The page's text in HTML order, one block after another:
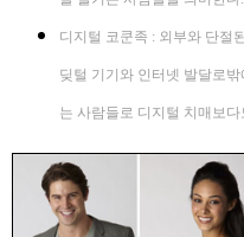
디지털 코쿤족 : 외부와 단절
딪털 기기와 인터넷 발달로
는 사람들로 디지털 치매보